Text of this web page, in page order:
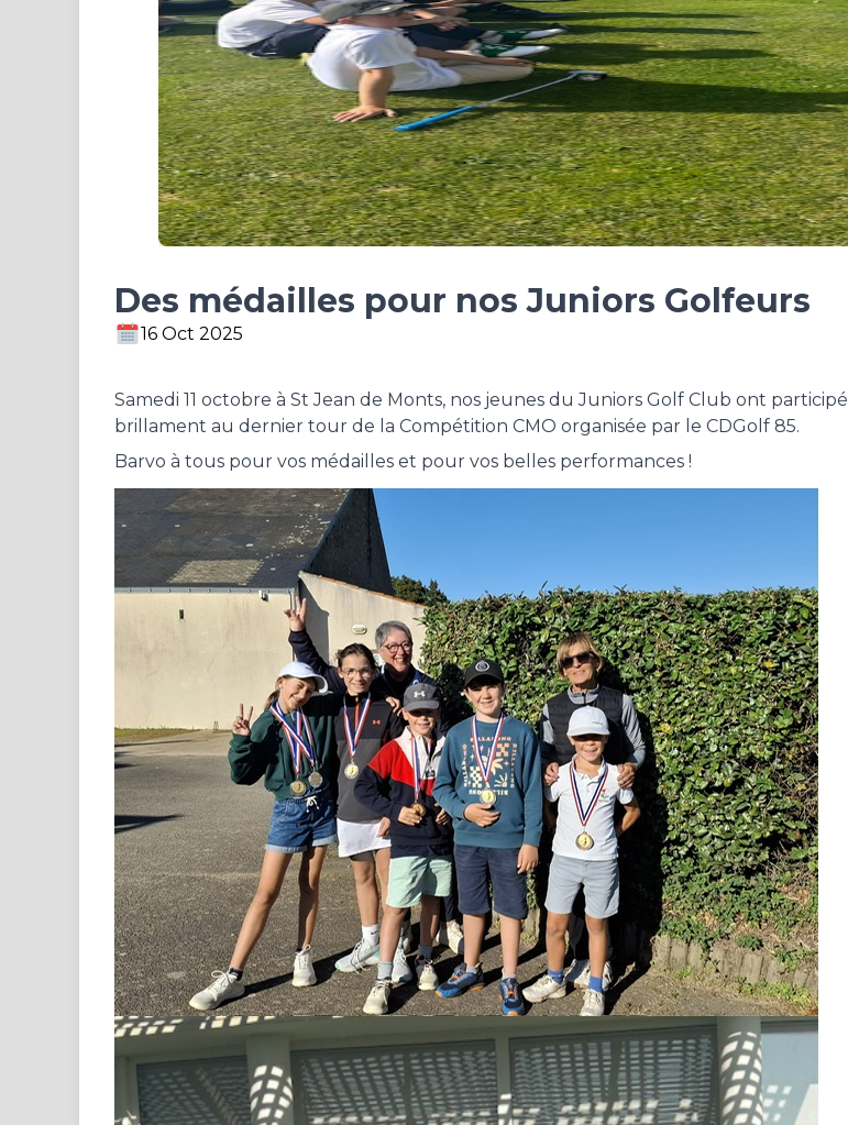
Des médailles pour nos Juniors Golfeurs
16 Oct 2025
Samedi 11 octobre à St Jean de Monts, nos jeunes du Juniors Golf Club ont participé
brillament au dernier tour de la Compétition CMO organisée par le CDGolf 85.
Barvo à tous pour vos médailles et pour vos belles performances !